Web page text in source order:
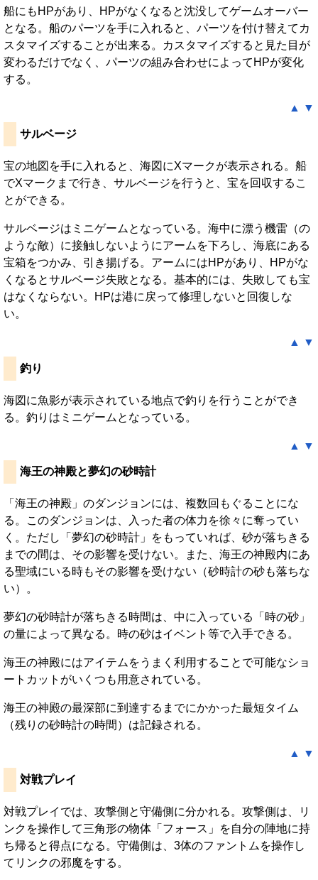
船にもHPがあり、HPがなくなると沈没してゲームオーバー
となる。船のパーツを手に入れると、パーツを付け替えてカ
スタマイズすることが出来る。カスタマイズすると見た目が
変わるだけでなく、パーツの組み合わせによってHPが変化
する。
▲ ▼
サルベージ
宝の地図を手に入れると、海図にXマークが表示される。船
でXマークまで行き、サルベージを行うと、宝を回収するこ
とができる。
サルベージはミニゲームとなっている。海中に漂う機雷（の
ような敵）に接触しないようにアームを下ろし、海底にある
宝箱をつかみ、引き揚げる。アームにはHPがあり、HPがな
くなるとサルベージ失敗となる。基本的には、失敗しても宝
はなくならない。HPは港に戻って修理しないと回復しな
い。
▲ ▼
釣り
海図に魚影が表示されている地点で釣りを行うことができ
る。釣りはミニゲームとなっている。
▲ ▼
海王の神殿と夢幻の砂時計
「海王の神殿」のダンジョンには、複数回もぐることにな
る。このダンジョンは、入った者の体力を徐々に奪ってい
く。ただし「夢幻の砂時計」をもっていれば、砂が落ちきる
までの間は、その影響を受けない。また、海王の神殿内にあ
る聖域にいる時もその影響を受けない（砂時計の砂も落ちな
い）。
夢幻の砂時計が落ちきる時間は、中に入っている「時の砂」
の量によって異なる。時の砂はイベント等で入手できる。
海王の神殿にはアイテムをうまく利用することで可能なショ
ートカットがいくつも用意されている。
海王の神殿の最深部に到達するまでにかかった最短タイム
（残りの砂時計の時間）は記録される。
▲ ▼
対戦プレイ
対戦プレイでは、攻撃側と守備側に分かれる。攻撃側は、リ
ンクを操作して三角形の物体「フォース」を自分の陣地に持
ち帰ると得点になる。守備側は、3体のファントムを操作し
てリンクの邪魔をする。